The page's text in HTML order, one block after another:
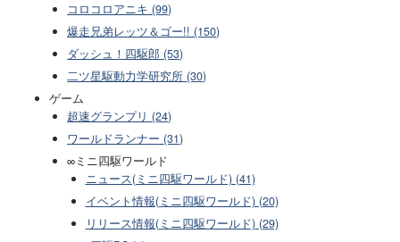
コロコロアニキ (99)
爆走兄弟レッツ＆ゴー!! (150)
ダッシュ！四駆郎 (53)
二ツ星駆動力学研究所 (30)
ゲーム
超速グランプリ (24)
ワールドランナー (31)
∞ミニ四駆ワールド
ニュース(ミニ四駆ワールド) (41)
イベント情報(ミニ四駆ワールド) (20)
リリース情報(ミニ四駆ワールド) (29)